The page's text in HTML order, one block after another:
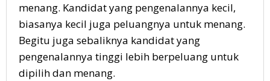
menang. Kandidat yang pengenalannya kecil,
biasanya kecil juga peluangnya untuk menang.
Begitu juga sebaliknya kandidat yang
pengenalannya tinggi lebih berpeluang untuk
dipilih dan menang.